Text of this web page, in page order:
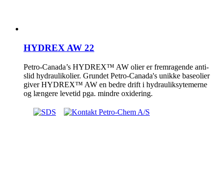
HYDREX AW 22
Petro-Canada’s HYDREX™ AW olier er fremragende anti-
slid hydraulikolier. Grundet Petro-Canada's unikke baseolier
giver HYDREX™ AW en bedre drift i hydrauliksytemerne
og længere levetid pga. mindre oxidering.